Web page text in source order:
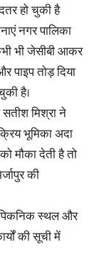
हो चुकी है
नगर पालिका
भी जेसीबी आकर
पाइप तोड़ दिया
है।
मिश्रा ने
भूमिका अदा
मौका देती है तो
की
पिकनिक स्थल और
की सूची में